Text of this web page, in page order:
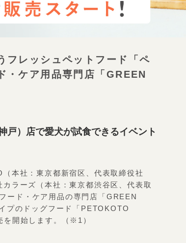
フレッシュペットフード「ペ
・ケア用品専門店「GREEN
戸）店で愛犬が試食できるイベント
本社：東京都新宿区、代表取締役社
ラーズ（本社：東京都渋谷区、代表取
ード・ケア用品の専門店「GREEN
プのドッグフード「PETOKOTO
を開始します。（※1）